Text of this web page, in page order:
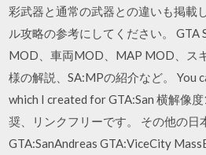
彩武器と通常の武器との違いも掲載
ル攻略の参考にしてください。 GTA
MOD、車両MOD、MAP MOD、ス
様の解説、SA:MPの紹介など。 You
which I created for GTA:San 横解像
奨、リンクフリーです。 その他の日
GTA:SanAndreas GTA:ViceCity